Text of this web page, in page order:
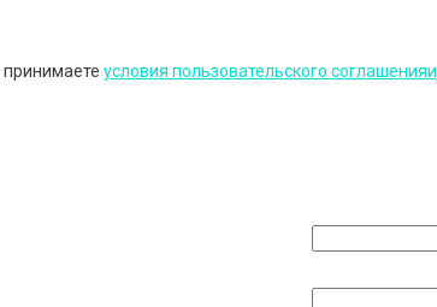
условия пользовательского соглашенияи